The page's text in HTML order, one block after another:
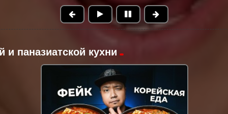
и паназиатской кухни